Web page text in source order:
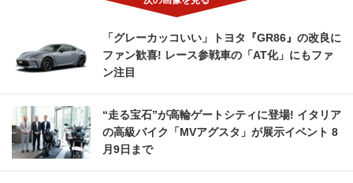
「グレーカッコいい」トヨタ『GR86』の改良に
ファン歓喜! レース参戦車の「AT化」にもファ
ン注目
“走る宝石”が高輪ゲートシティに登場! イタリア
の高級バイク「MVアグスタ」が展示イベント 8
月9日まで